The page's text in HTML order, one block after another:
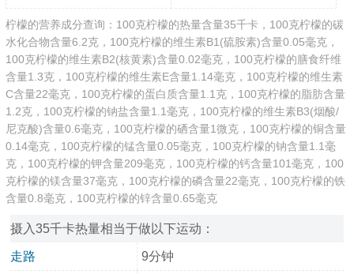
柠檬的营养成分查询：100克柠檬的热量含量35千卡，100克柠檬的碳
水化合物含量6.2克，100克柠檬的维生素B1(硫胺素)含量0.05毫克，
100克柠檬的维生素B2(核黄素)含量0.02毫克，100克柠檬的膳食纤维
含量1.3克，100克柠檬的维生素E含量1.14毫克，100克柠檬的维生素
C含量22毫克，100克柠檬的蛋白质含量1.1克，100克柠檬的脂肪含量
1.2克，100克柠檬的钠盐含量1.1毫克，100克柠檬的维生素B3(烟酸/
尼克酸)含量0.6毫克，100克柠檬的硒含量1微克，100克柠檬的铜含量
0.14毫克，100克柠檬的锰含量0.05毫克，100克柠檬的钠含量1.1毫
克，100克柠檬的钾含量209毫克，100克柠檬的钙含量101毫克，100
克柠檬的镁含量37毫克，100克柠檬的磷含量22毫克，100克柠檬的铁
含量0.8毫克，100克柠檬的锌含量0.65毫克
摄入35千卡热量相当于做以下运动：
走路 9分钟